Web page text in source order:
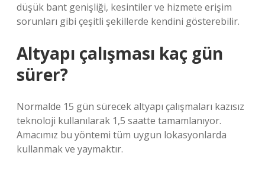
düşük bant genişliği, kesintiler ve hizmete erişim
sorunları gibi çeşitli şekillerde kendini gösterebilir.
Altyapı çalışması kaç gün
sürer?
Normalde 15 gün sürecek altyapı çalışmaları kazısız
teknoloji kullanılarak 1,5 saatte tamamlanıyor.
Amacımız bu yöntemi tüm uygun lokasyonlarda
kullanmak ve yaymaktır.